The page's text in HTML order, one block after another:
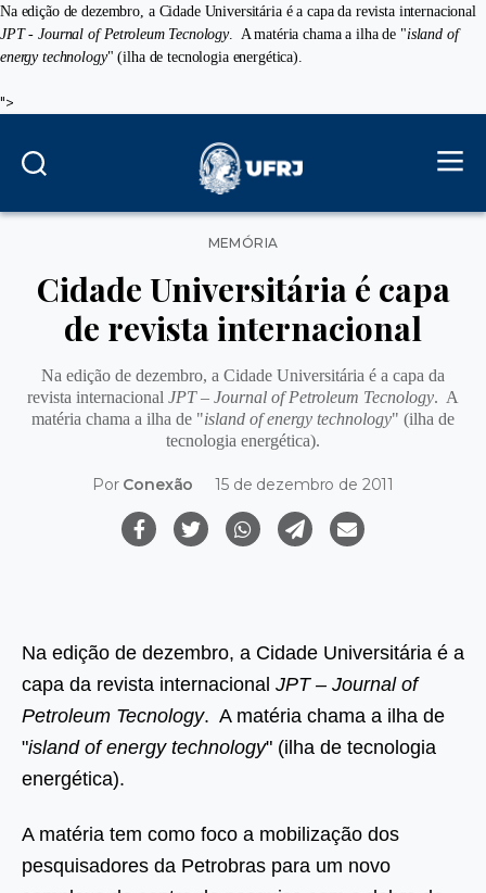
Na edição de dezembro, a Cidade Universitária é a capa da revista internacional
JPT - Journal of Petroleum Tecnology. A matéria chama a ilha de "island of
energy technology" (ilha de tecnologia energética).
">
Categorias
MEMÓRIA
Cidade Universitária é capa
de revista internacional
Na edição de dezembro, a Cidade Universitária é a capa da
revista internacional JPT – Journal of Petroleum Tecnology. A
matéria chama a ilha de "island of energy technology" (ilha de
tecnologia energética).
Por Conexão 15 de dezembro de 2011
Na edição de dezembro, a Cidade Universitária é a
capa da revista internacional JPT – Journal of
Petroleum Tecnology. A matéria chama a ilha de
"island of energy technology" (ilha de tecnologia
energética).
A matéria tem como foco a mobilização dos
pesquisadores da Petrobras para um novo